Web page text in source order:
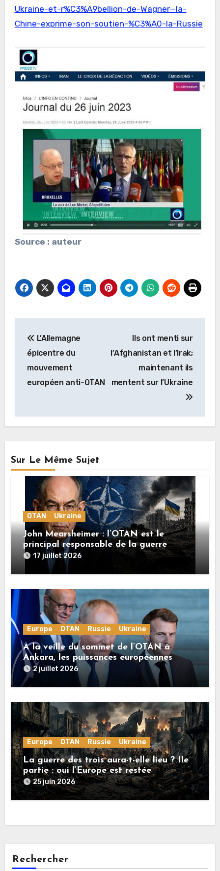
Ukraine-et-r%C3%A9bellion-de-Wagner—la-
Chine-exprime-son-soutien-%C3%A0-la-Russie
Source : auteur
de
l’article
L’Allemagne
épicentre du
mouvement
européen anti-OTAN
Ils ont menti sur
l’Afghanistan et l’Irak;
maintenant ils
mentent sur l’Ukraine
Sur Le Même Sujet
OTAN Ukraine
John Mearsheimer : l’OTAN est le
principal responsable de la guerre
en Ukraine
17 juillet 2026
Europe OTAN Russie Ukraine
À la veille du sommet de l’OTAN à
Ankara, les puissances européennes
poussent la guerre en Ukraine vers un
conflit direct avec la Russie
2 juillet 2026
Europe OTAN Russie Ukraine
La guerre des trois aura-t-elle lieu ? IIe
partie : oui l’Europe est restée
rationnelle !
25 juin 2026
Rechercher